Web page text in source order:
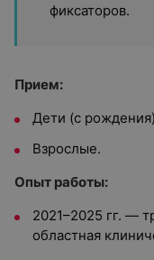
фиксаторов.
Прием:
Дети (с
Взрослые.
Опыт работы:
2021–2025 гг. —
областная